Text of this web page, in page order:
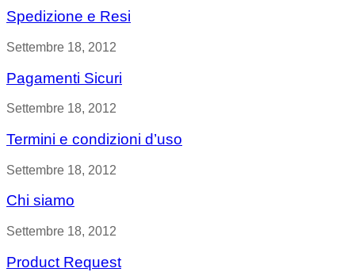
Spedizione e Resi
Settembre 18, 2012
Pagamenti Sicuri
Settembre 18, 2012
Termini e condizioni d’uso
Settembre 18, 2012
Chi siamo
Settembre 18, 2012
Product Request